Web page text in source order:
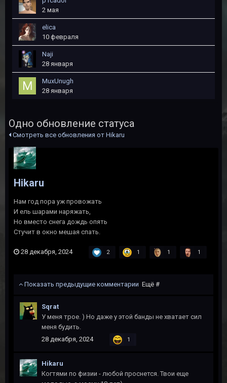
2 мая
elica
10 февраля
Naji
28 января
MuxUnugh
28 января
Одно обновление статуса
Смотреть все обновления от Hikaru
Hikaru
Нам год пора уж провожать
И ель шарами наряжать,
Но вместо снега дождь опять
Стучит в окно мешая спать.
28 декабря, 2024 2 1 1 1
Показать предыдущие комментарии Ещё #
Sqrat
У меня трое. ) Но даже у этой банды не хватает сил
меня будить.
28 декабря, 2024
1
Hikaru
Когтями по физии - любой проснется. Твои еще